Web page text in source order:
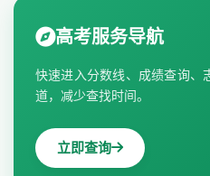
高考服务导航
快速进入分数线、成绩查询、
道，减少查找时间。
立即查询